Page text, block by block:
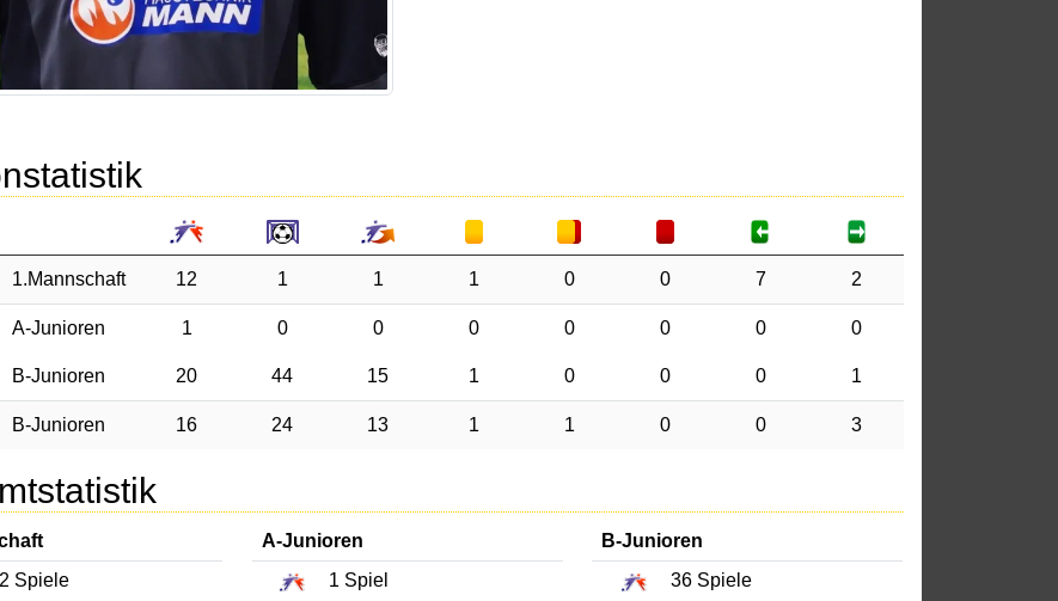
1.Mannschaft 12 1 1 1 0 0 7 2
A-Junioren 1 0 0 0 0 0 0 0
B-Junioren 20 44 15 1 0 0 0 1
B-Junioren 16 24 13 1 1 0 0 3
Spiele
A-Junioren
1Spiel
B-Junioren
36 Spiele